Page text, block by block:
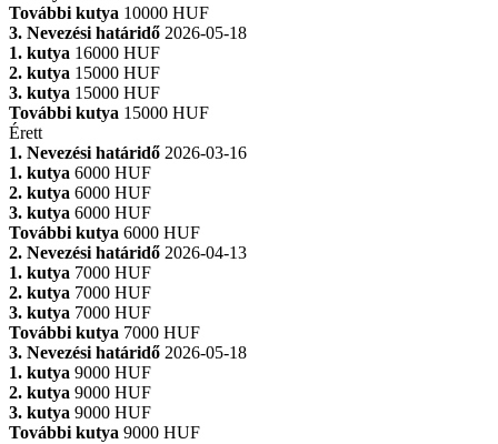
További kutya 10000 HUF
3. Nevezési határidő 2026-05-18
1. kutya 16000 HUF
2. kutya 15000 HUF
3. kutya 15000 HUF
További kutya 15000 HUF
Érett
1. Nevezési határidő 2026-03-16
1. kutya 6000 HUF
2. kutya 6000 HUF
3. kutya 6000 HUF
További kutya 6000 HUF
2. Nevezési határidő 2026-04-13
1. kutya 7000 HUF
2. kutya 7000 HUF
3. kutya 7000 HUF
További kutya 7000 HUF
3. Nevezési határidő 2026-05-18
1. kutya 9000 HUF
2. kutya 9000 HUF
3. kutya 9000 HUF
További kutya 9000 HUF